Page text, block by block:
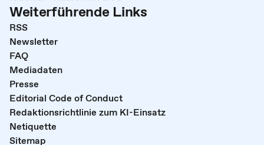
Weiterführende Links
RSS
Newsletter
FAQ
Mediadaten
Presse
Editorial Code of Conduct
Redaktionsrichtlinie zum KI-Einsatz
Netiquette
Sitemap